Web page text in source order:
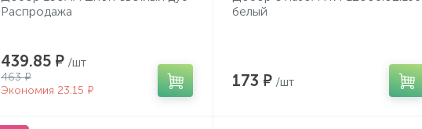
Распродажа
439.85 ₽ /шт
463 ₽
Экономия 23.15 ₽
белый
173 ₽ /шт